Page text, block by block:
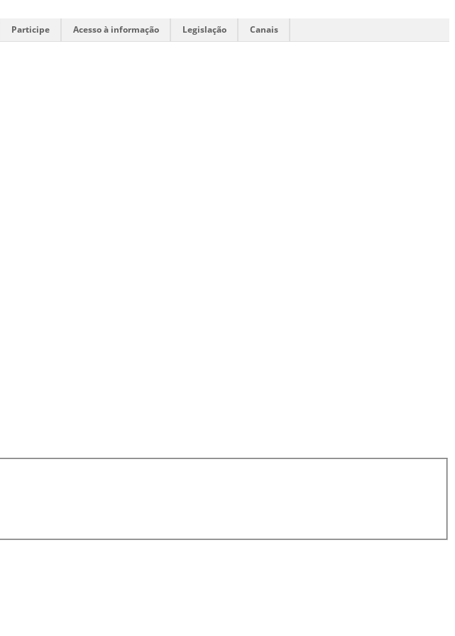
Participe Acesso à informação Legislação Canais